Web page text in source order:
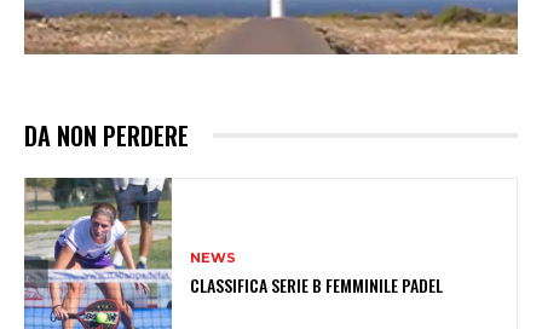
DA NON PERDERE
NEWS
CLASSIFICA SERIE B FEMMINILE PADEL